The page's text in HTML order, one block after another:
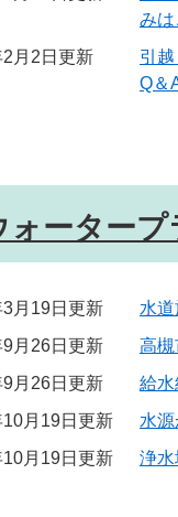
みは
月2日更新
引
Q＆
ォーター
月19日更新
水
月26日更新
高
月26日更新
給
月19日更新
水
月19日更新
浄